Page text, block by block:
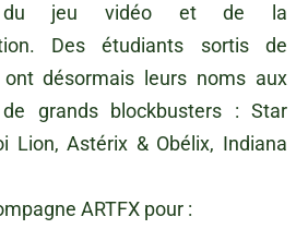
du jeu vidéo et de la
Des étudiants sortis de
désormais leurs noms aux
de grands blockbusters : Star
Lion, Astérix & Obélix, Indiana
ARTFX pour :